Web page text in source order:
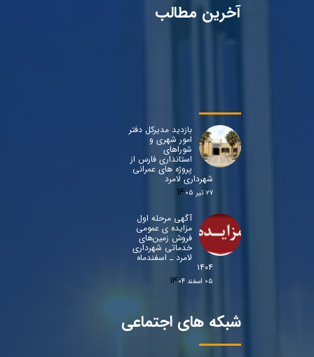
آخرین مطالب
بازدید مدیرکل دفتر
امور شهری و
شوراهای
استانداری فارس از
پروژه های عمرانی
شهرداری لامرد
۲۷ تیر ۰۵
آگهی مرحله اول
مزایده ی عمومی
فروش زمین‌های
خدماتی شهرداری
لامرد ـ اسفندماه
۱۴۰۴
۰۵ اسفند ۰۴
شبکه های اجتماعی